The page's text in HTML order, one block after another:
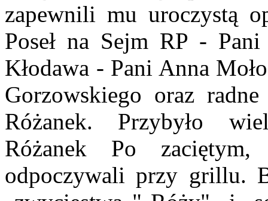
zapewnili mu uroczystą
Poseł na Sejm RP -
Kłodawa - Pani Anna
Gorzowskiego oraz
Różanek. Przybyło
Różanek Po
odpoczywali przy grillu.